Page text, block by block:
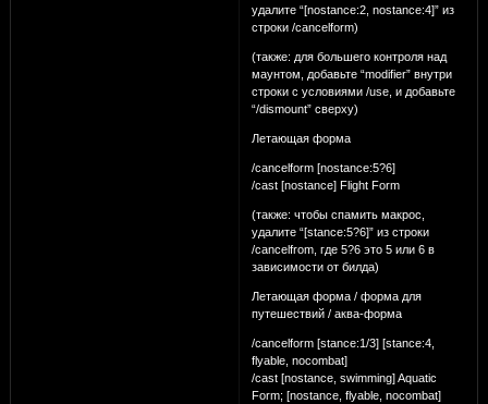
удалите “[nostance:2, nostance:4]” из
строки /cancelform)
(также: для большего контроля над
маунтом, добавьте “modifier” внутри
строки с условиями /use, и добавьте
“/dismount” сверху)
Летающая форма
/cancelform [nostance:5?6]
/cast [nostance] Flight Form
(также: чтобы спамить макрос,
удалите “[stance:5?6]” из строки
/cancelfrom, где 5?6 это 5 или 6 в
зависимости от билда)
Летающая форма / форма для
путешествий / аква-форма
/cancelform [stance:1/3] [stance:4,
flyable, nocombat]
/cast [nostance, swimming] Aquatic
Form; [nostance, flyable, nocombat]